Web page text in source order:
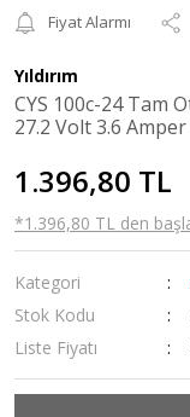
Fiyat Alarmı
Yıldırım
CYS 100c-24 Tam
27.2 Volt 3.6 Amper
1.396,80 TL
*1.396,80 TL den
Kategori
Stok Kodu
Liste Fiyatı